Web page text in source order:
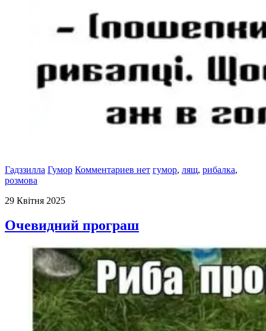
Гадззилла Гумор Комментариев нет гумор, лящ, рибалка,
розмова
29 Квітня 2025
Очевидний програш